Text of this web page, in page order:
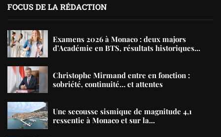
FOCUS DE LA RÉDACTION
Examens 2026 à Monaco : deux majors
d’Académie en BTS, résultats historiques...
Christophe Mirmand entre en fonction :
sobriété, continuité… et attentes
Une secousse sismique de magnitude 4,1
ressentie à Monaco et sur la...